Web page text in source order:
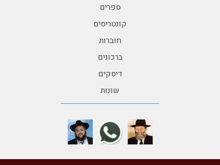
ספרים
קונטריסים
חוברות
ברכונים
דיסקים
שונות